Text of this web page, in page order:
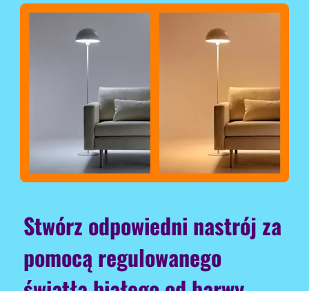
Stwórz odpowiedni nastrój za
pomocą regulowanego